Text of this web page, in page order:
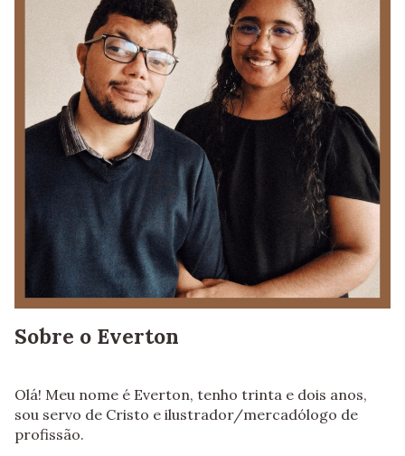
Sobre o Everton
Olá! Meu nome é Everton, tenho trinta e dois anos,
sou servo de Cristo e ilustrador/mercadólogo de
profissão.